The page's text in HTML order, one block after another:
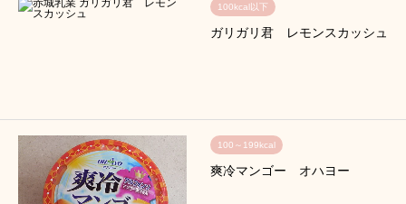
100kcal以下
ガリガリ君 レモンスカッシュ
100～199kcal
爽冷マンゴー オハヨー